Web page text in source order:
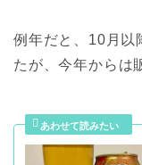
例年だと、10月以
たが、今年からは